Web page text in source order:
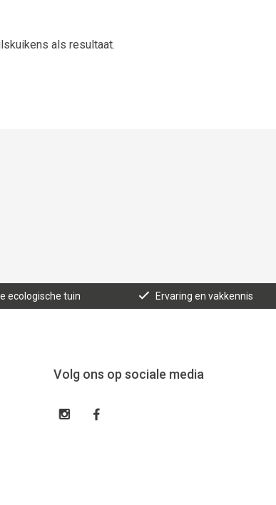
als resultaat.
ecologische tuin Ervaring en vakkennis
Volg ons op sociale media